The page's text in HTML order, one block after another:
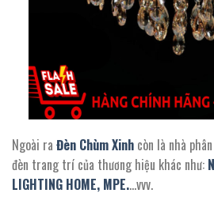
Ngoài ra Đèn Chùm Xinh còn là nhà
đèn trang trí của thương hiệu khác như:
LIGHTING HOME, MPE.…vvv.